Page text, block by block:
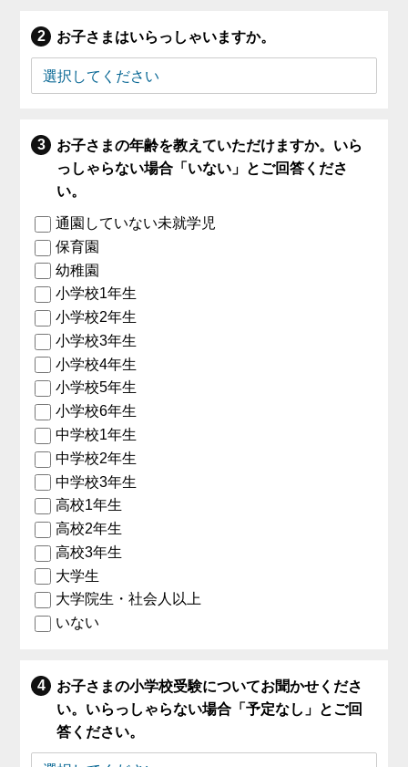
お子さまはいらっしゃいますか。
お子さまの年齢を教えていただけますか。いら
っしゃらない場合「いない」とご回答くださ
い。
通園していない未就学児
保育園
幼稚園
小学校1年生
小学校2年生
小学校3年生
小学校4年生
小学校5年生
小学校6年生
中学校1年生
中学校2年生
中学校3年生
高校1年生
高校2年生
高校3年生
大学生
大学院生・社会人以上
いない
お子さまの小学校受験についてお聞かせくださ
い。いらっしゃらない場合「予定なし」とご回
答ください。